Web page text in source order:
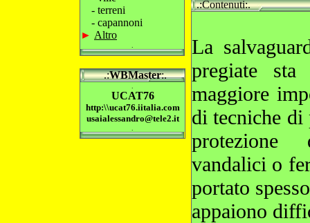
- terreni
- capannoni
► Altro
.:WBMaster:.
UCAT76
http:\\ucat76.iitalia.com
usaialessandro@tele2.it
.:Contenuti:.
La
pregiate sta
maggiore
di tecniche di
vandalici o
portato
appaiono